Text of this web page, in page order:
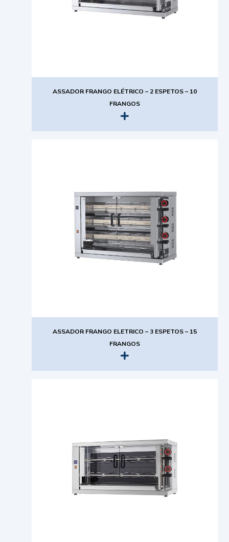
ASSADOR FRANGO ELÉTRICO – 2 ESPETOS – 10
FRANGOS
ASSADOR FRANGO ELETRICO – 3 ESPETOS – 15
FRANGOS